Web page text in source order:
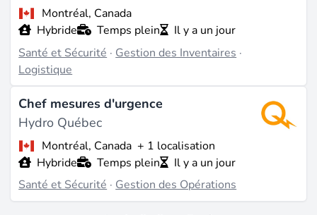
Montréal, Canada
Hybride
Temps plein
Il y a un jour
Santé et Sécurité · Gestion des Inventaires ·
Logistique
Chef mesures d'urgence
Hydro Québec
Montréal, Canada + 1 localisation
Hybride
Temps plein
Il y a un jour
Santé et Sécurité · Gestion des Opérations